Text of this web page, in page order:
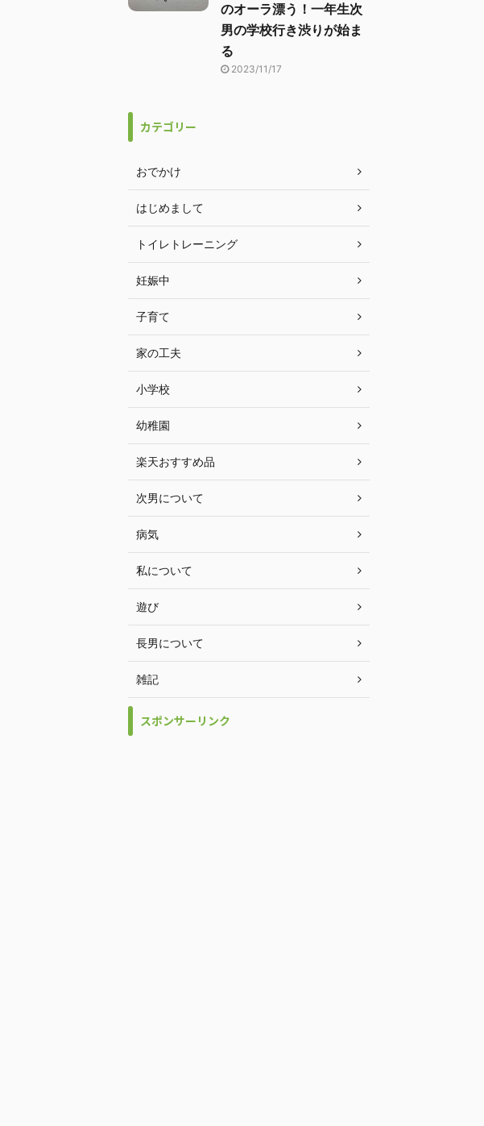
のオーラ漂う！一年生次
男の学校行き渋りが始ま
る
2023/11/17
カテゴリー
おでかけ
はじめまして
トイレトレーニング
妊娠中
子育て
家の工夫
小学校
幼稚園
楽天おすすめ品
次男について
病気
私について
遊び
長男について
雑記
スポンサーリンク